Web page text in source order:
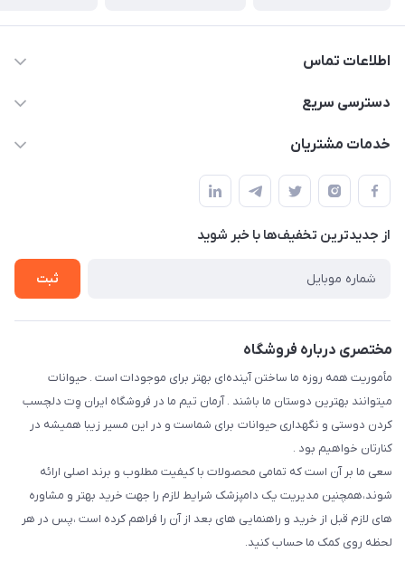
اطلاعات تماس
07154503736-09120986090
دسترسی سریع
حساب کاربری
درباره ما
تماس با ما
خدمات مشتریان
قوانین و مقررات
حفظ حریم شخصی
سوالات متداول
شرایط ارسال رایگان
از جدید‌ترین تخفیف‌ها با‌ خبر شوید
ثبت
مختصری درباره فروشگاه
مأموریت همه روزه ما ساختن آینده‌ای بهتر برای موجودات است . حیوانات
میتوانند بهترین دوستان ما باشند . آرمان تیم ما در فروشگاه ایران وِت دلچسب
کردن دوستی و نگهداری حیوانات برای شماست و در این مسیر زیبا همیشه در
کنارتان خواهیم بود .
سعی ما بر آن است که تمامی محصولات با کیفیت مطلوب و برند اصلی ارائه
شوند،همچنین مدیریت یک دامپزشک شرایط لازم را جهت خرید بهتر و مشاوره
های لازم قبل از خرید و راهنمایی های بعد از آن را فراهم کرده است ،پس در هر
لحظه روی کمک ما حساب کنید.